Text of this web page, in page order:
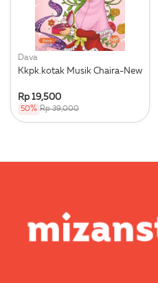
Dava
Kkpk.kotak Musik Chaira-New
Rp 19,500
50% Rp 39,000